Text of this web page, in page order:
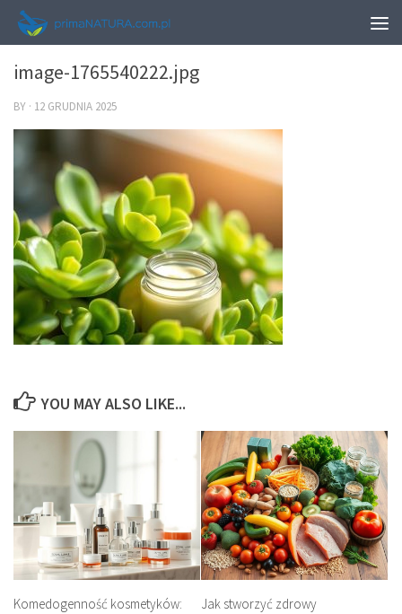
0
image-1765540222.jpg
BY · 12 GRUDNIA 2025
YOU MAY ALSO LIKE...
Komedogenność kosmetyków:
Jak stworzyć zdrowy